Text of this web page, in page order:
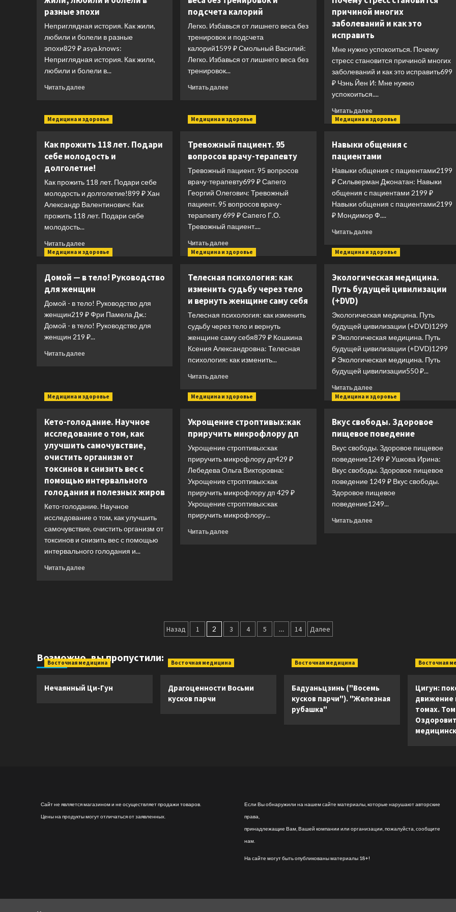
разные эпохи
Неприглядная история. Как жили,
любили и болели в разные
эпохи829 ₽ asya.knows:
Неприглядная история. Как жили,
любили и болели в...
Читать далееПрочитать
Неприглядная
история.
жили,
любили
и
болели
в
разные
эпохи
подсчета калорий
Легко. Избавься от лишнего веса без
тренировок и подсчета
калорий1599 ₽ Смольный Василий:
Легко. Избавься от лишнего веса без
тренировок...
Читать далееПрочитать
Легко.
Избавься
лишнего
веса
без
тренировок
и
подсчета
калорий
причиной многих
заболеваний и как это
исправить
Мне нужно успокоиться. Почему
стресс становится причиной многих
заболеваний и как это исправить699
₽ Чэнь Йен И: Мне нужно
успокоиться....
Читать далееПрочитать
больше
нужно
успокоиться.
стресс
становится
причиной
многих
заболеваний
как
исправить
Медицина и здоровье
Как прожить 118 лет. Подари
себе молодость и
долголетие!
Как прожить 118 лет. Подари себе
молодость и долголетие!899 ₽ Хан
Александр Валентинович: Как
прожить 118 лет. Подари себе
молодость...
Читать далееПрочитать
больше
прожить
118
лет.
Подари
себе
молодость
и
Медицина и здоровье
Тревожный пациент. 95
вопросов врачу-терапевту
Тревожный пациент. 95 вопросов
врачу-терапевту699 ₽ Сапего
Георгий Олегович: Тревожный
пациент. 95 вопросов врачу-
терапевту 699 ₽ Сапего Г.О.
Тревожный пациент....
Читать далееПрочитать
больше
пациент.
95
вопросов
терапевту
Медицина и здоровье
Навыки общения с
пациентами
Навыки общения с пациентами2199
₽ Сильверман Джонатан: Навыки
общения с пациентами 2199 ₽
Навыки общения с пациентами2199
₽ Мондимор Ф....
Читать далееПрочитать
о
с
пациентами
Медицина и здоровье
Домой — в тело! Руководство
для женщин
Домой - в тело! Руководство для
женщин219 ₽ Фри Памела Дж.:
Домой - в тело! Руководство для
женщин 219 ₽...
Читать далееПрочитать
—
в
Руководство
женщин
Медицина и здоровье
Телесная психология: как
изменить судьбу через тело
и вернуть женщине саму себя
Телесная психология: как изменить
судьбу через тело и вернуть
женщине саму себя879 ₽ Кошкина
Ксения Александровна: Телесная
психология: как изменить...
Читать далееПрочитать
о
как
изменить
через
тело
и
вернуть
женщине
себя
Медицина и здоровье
Экологическая медицина.
Путь будущей цивилизации
(+DVD)
Экологическая медицина. Путь
будущей цивилизации (+DVD)1299
₽ Экологическая медицина. Путь
будущей цивилизации (+DVD)1299
₽ Экологическая медицина. Путь
будущей цивилизации550 ₽...
Читать далееПрочитать
больше
медицина.
Путь
будущей
цивилизации
(+DVD)
Медицина и здоровье
Кето-голодание. Научное
исследование о том, как
улучшить самочувствие,
очистить организм от
токсинов и снизить вес с
помощью интервального
голодания и полезных жиров
Кето-голодание. Научное
исследование о том, как улучшить
самочувствие, очистить организм от
токсинов и снизить вес с помощью
интервального голодания и...
Читать далееПрочитать
улучшить
организм
жиров
Медицина и здоровье
Укрощение строптивых:как
приручить микрофлору дп
Укрощение строптивых:как
приручить микрофлору дп429 ₽
Лебедева Ольга Викторовна:
Укрощение строптивых:как
приручить микрофлору дп 429 ₽
Укрощение строптивых:как
приручить микрофлору...
Читать далееПрочитать
Медицина и здоровье
Вкус свободы. Здоровое
пищевое поведение
Вкус свободы. Здоровое пищевое
поведение1249 ₽ Ушкова Ирина:
Вкус свободы. Здоровое пищевое
поведение 1249 ₽ Вкус свободы.
Здоровое пищевое
поведение1249...
Читать далееПрочитать
Пагинация
Назад 1 2 3 4 5 … 14 Далее
Возможно, вы пропустили:
Восточная медицина
Нечаянный Ци-Гун
Восточная медицина
Драгоценности Восьми
кусков парчи
Восточная медицина
Бадуаньцзинь ("Восемь
кусков парчи"). "Железная
рубашка"
Восточная
Цигун:
движение
томах.
Сайт не является магазином и не осуществляет продажи товаров.
Цены на продукты могут отличаться от заявленных.
Если Вы обнаружили на нашем сайте материалы, которые нарушают авторские
права,
принадлежащие Вам, Вашей компании или организации, пожалуйста, сообщите
нам.
На сайте могут быть опубликованы материалы 18+!